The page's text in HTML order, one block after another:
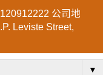
公司地
Leviste Street,
▼